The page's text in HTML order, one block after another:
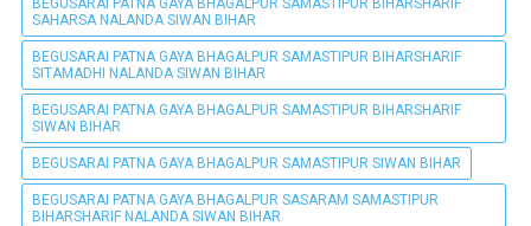
SAHARSA NALANDA SIWAN BIHAR
BEGUSARAI PATNA GAYA BHAGALPUR SAMASTIPUR BIHARSHARIF
SITAMADHI NALANDA SIWAN BIHAR
BEGUSARAI PATNA GAYA BHAGALPUR SAMASTIPUR BIHARSHARIF
SIWAN BIHAR
BEGUSARAI PATNA GAYA BHAGALPUR SAMASTIPUR SIWAN BIHAR
BEGUSARAI PATNA GAYA BHAGALPUR SASARAM SAMASTIPUR
BIHARSHARIF NALANDA SIWAN BIHAR